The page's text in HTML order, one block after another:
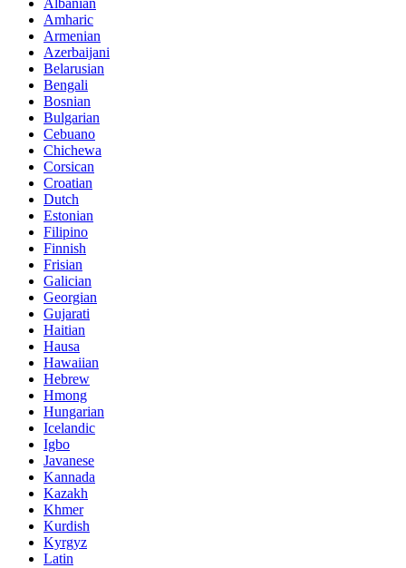
Amharic
Armenian
Azerbaijani
Belarusian
Bengali
Bosnian
Bulgarian
Cebuano
Chichewa
Corsican
Croatian
Dutch
Estonian
Filipino
Finnish
Frisian
Galician
Georgian
Gujarati
Haitian
Hausa
Hawaiian
Hebrew
Hmong
Hungarian
Icelandic
Igbo
Javanese
Kannada
Kazakh
Khmer
Kurdish
Kyrgyz
Latin